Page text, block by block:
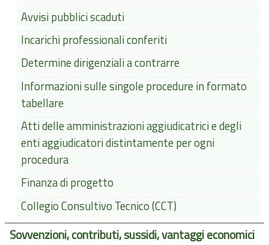
Avvisi pubblici scaduti
Incarichi professionali conferiti
Determine dirigenziali a contrarre
Informazioni sulle singole procedure in formato
tabellare
Atti delle amministrazioni aggiudicatrici e degli
enti aggiudicatori distintamente per ogni
procedura
Finanza di progetto
Collegio Consultivo Tecnico (CCT)
Sovvenzioni, contributi, sussidi, vantaggi economici